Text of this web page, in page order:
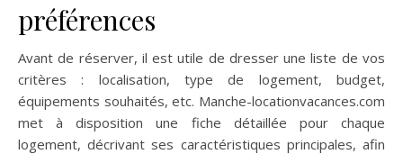
préférences
Avant de réserver, il est utile de dresser une liste de vos
critères : localisation, type de logement, budget,
équipements souhaités, etc. Manche-locationvacances.com
met à disposition une fiche détaillée pour chaque
logement, décrivant ses caractéristiques principales, afin